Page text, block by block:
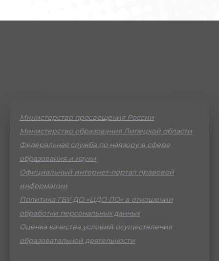
Министерство просвещения России
Министерство образования Липецкой области
Федеральная служба по надзору в сфере
образования и науки
Официальный интернет-портал правовой
информации
Политика ГБУ ДО «ЦДО ЛО» в отношении
обработки персональных данных
Оценка качества условий осуществления
образовательной деятельности